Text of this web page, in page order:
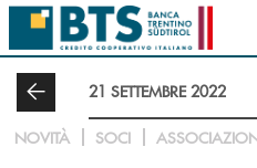
Salta al contenuto principale
21 SETTEMBRE 2022
NOVITÀ SOCI